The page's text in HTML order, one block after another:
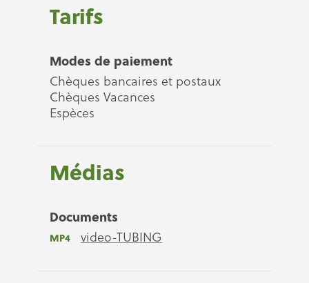
Tarifs
Modes de paiement
Chèques bancaires et postaux
Chèques Vacances
Espèces
Médias
Documents
MP4 video-TUBING